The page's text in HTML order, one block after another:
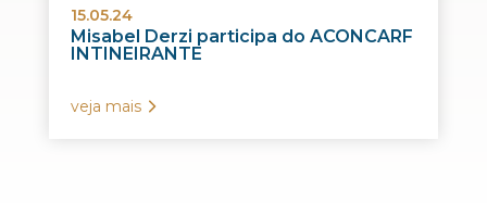
15.05.24
Misabel Derzi participa do ACONCARF
INTINEIRANTE
veja mais